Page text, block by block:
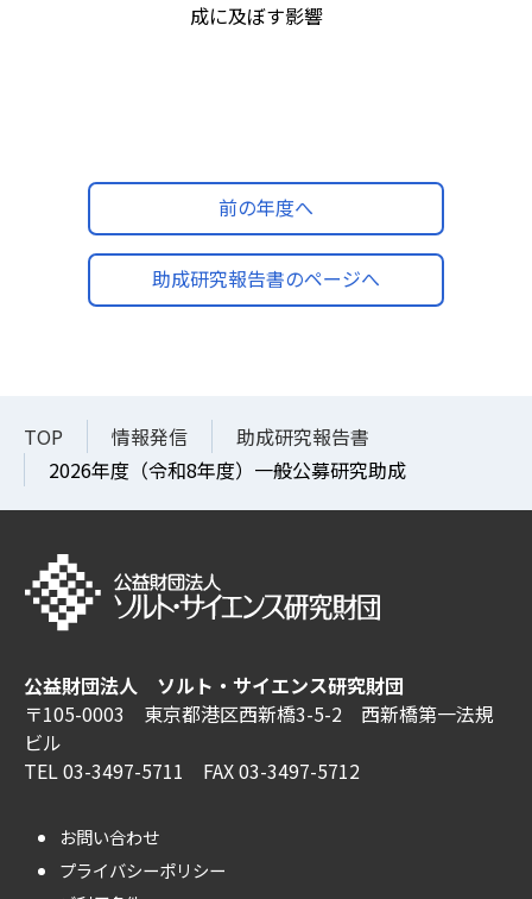
成に及ぼす影響
前の年度へ
助成研究報告書のページへ
TOP 情報発信
助成研究報告書
2026年度（令和8年度）一般公募研究助成
公益財団法人 ソルト・サイエンス研究財団
〒105-0003 東京都港区西新橋3-5-2 西新橋第一法規
ビル
TEL 03-3497-5711 FAX 03-3497-5712
お問い合わせ
プライバシーポリシー